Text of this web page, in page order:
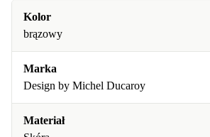
Kolor
brązowy
Marka
Design by Michel Ducaroy
Materiał